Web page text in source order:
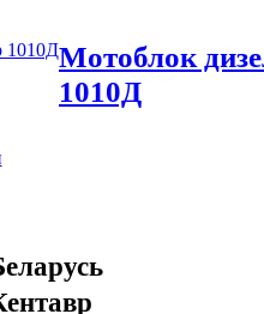
Мотоблок
1010Д